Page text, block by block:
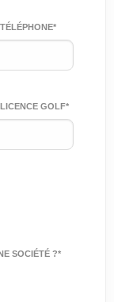
GOLF*
SOCIÉTÉ ?*